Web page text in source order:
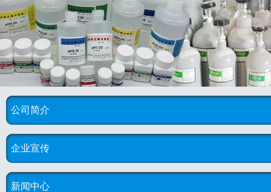
公司简介
企业宣传
新闻中心